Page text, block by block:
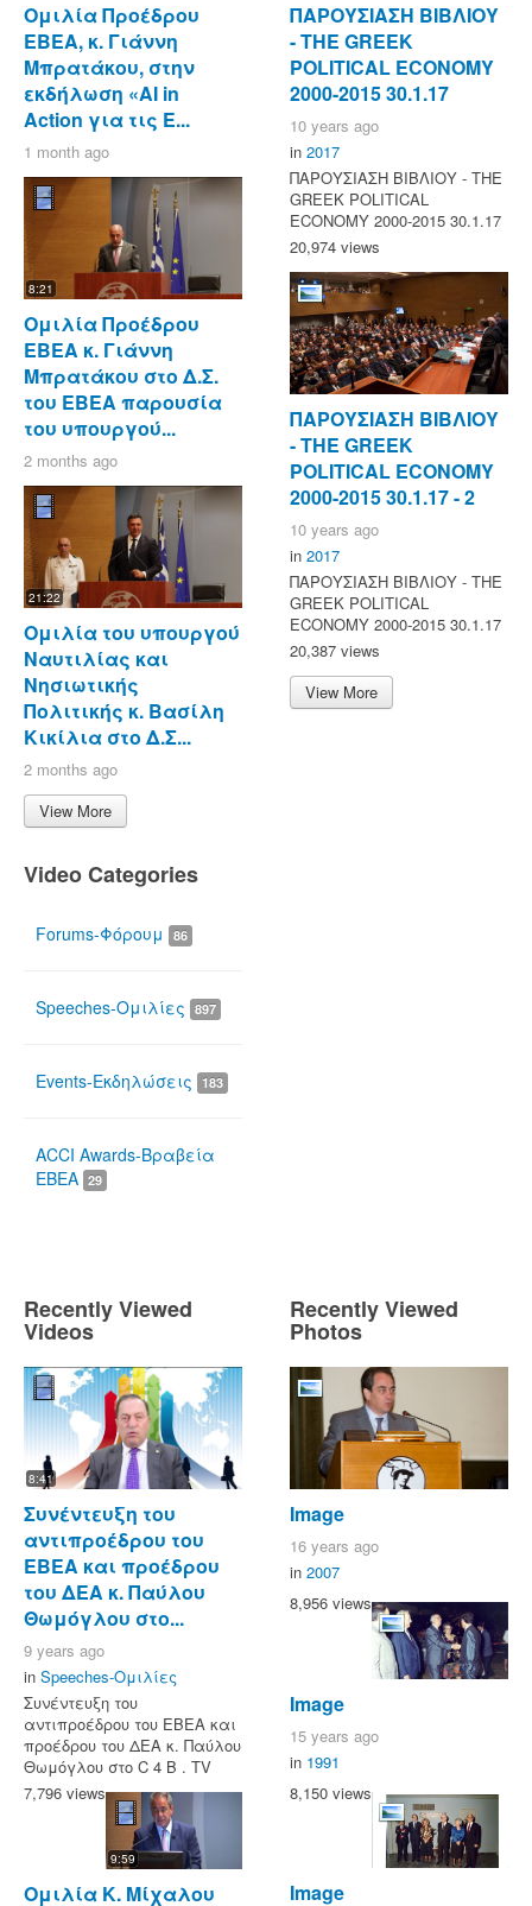
Ομιλία Προέδρου
ΕΒΕΑ, κ. Γιάννη
Μπρατάκου, στην
εκδήλωση «AI in
Action για τις Ε...
1 month ago
8:21
Ομιλία Προέδρου
ΕΒΕΑ κ. Γιάννη
Μπρατάκου στο Δ.Σ.
του ΕΒΕΑ παρουσία
του υπουργού...
2 months ago
21:22
Ομιλία του υπουργού
Ναυτιλίας και
Νησιωτικής
Πολιτικής κ. Βασίλη
Κικίλια στο Δ.Σ...
2 months ago
View More
Video Categories
Forums-Φόρουμ 86
Speeches-Ομιλίες 897
Events-Εκδηλώσεις 183
ACCI Awards-Βραβεία
ΕΒΕΑ 29
ΠΑΡΟΥΣΙΑΣΗ ΒΙΒΛΙΟΥ
- ΤΗΕ GREEK
POLITICAL ECONOMY
2000-2015 30.1.17
10 years ago
in 2017
ΠΑΡΟΥΣΙΑΣΗ ΒΙΒΛΙΟΥ - ΤΗΕ
GREEK POLITICAL
ECONOMY 2000-2015 30.1.17
20,974 views
ΠΑΡΟΥΣΙΑΣΗ ΒΙΒΛΙΟΥ
- ΤΗΕ GREEK
POLITICAL ECONOMY
2000-2015 30.1.17 - 2
10 years ago
in 2017
ΠΑΡΟΥΣΙΑΣΗ ΒΙΒΛΙΟΥ - ΤΗΕ
GREEK POLITICAL
ECONOMY 2000-2015 30.1.17
20,387 views
View More
Recently Viewed
Videos
8:41
Συνέντευξη του
αντιπροέδρου του
ΕΒΕΑ και προέδρου
του ΔΕΑ κ. Παύλου
Θωμόγλου στο...
9 years ago
in Speeches-Ομιλίες
Συνέντευξη του
αντιπροέδρου του ΕΒΕΑ και
προέδρου του ΔΕΑ κ. Παύλου
Θωμόγλου στο C 4 B . TV
7,796 views
9:59
Ομιλία Κ. Μίχαλου
Recently Viewed
Photos
Image
16 years ago
in 2007
8,956 views
Image
15 years ago
in 1991
8,150 views
Image